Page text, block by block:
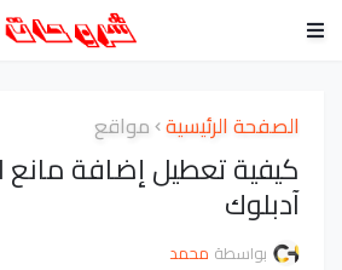
الصفحة الرئيسية مواقع
كيفية تعطيل إضافة مانع
آدبلوك
بواسطة محمد